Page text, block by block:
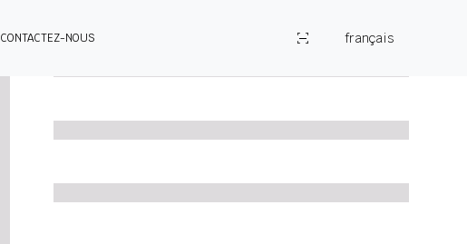
CONTACTEZ-NOUS français